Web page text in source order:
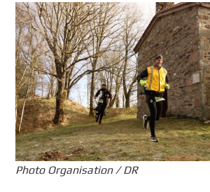
Photo Organisation / DR